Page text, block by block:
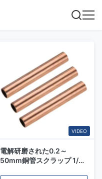
VIDEO
電解研磨された0.2～
50mm銅管スクラップ 1/2